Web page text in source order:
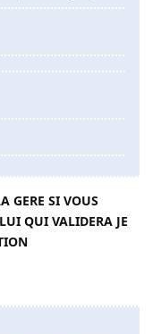
GERE SI VOUS
QUI VALIDERA JE